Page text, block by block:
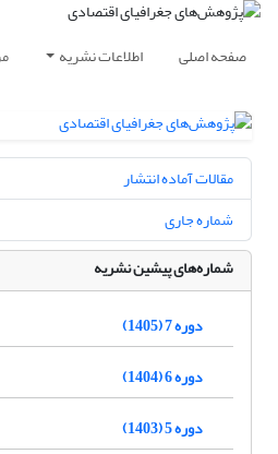
صفحه اصلی اطلاعات نشریه
مقالات آماده انتشار
شماره جاری
شماره‌های پیشین نشریه
دوره 7 (1405)
دوره 6 (1404)
دوره 5 (1403)